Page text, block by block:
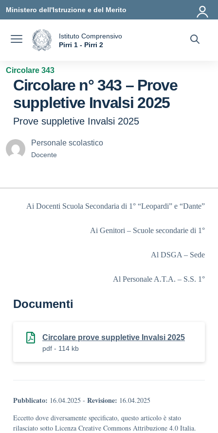
Ministero dell'Istruzione e del Merito
Istituto Comprensivo
Pirri 1 - Pirri 2
Circolare 343
Circolare n° 343 – Prove
suppletive Invalsi 2025
Prove suppletive Invalsi 2025
Personale scolastico
Docente
Ai Docenti Scuola Secondaria di 1° “Leopardi” e “Dante”
Ai Genitori – Scuole secondarie di 1°
Al DSGA – Sede
Al Personale A.T.A. – S.S. 1°
Documenti
Circolare prove suppletive Invalsi 2025
pdf - 114 kb
Pubblicato: 16.04.2025 - Revisione: 16.04.2025
Eccetto dove diversamente specificato, questo articolo è stato
rilasciato sotto Licenza Creative Commons Attribuzione 4.0 Italia.